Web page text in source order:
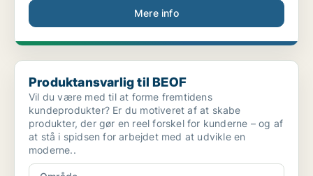
Mere info
Produktansvarlig til BEOF
Produktansvarlig til BEOF
Vil du være med til at forme fremtidens
kundeprodukter? Er du motiveret af at skabe
produkter, der gør en reel forskel for kunderne – og af
at stå i spidsen for arbejdet med at udvikle en
moderne..